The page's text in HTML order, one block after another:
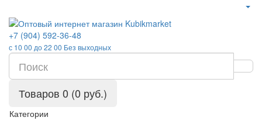
+7 (904) 592-36-48
с 10 00 до 22 00 Без выходных
Товаров 0 (0 руб.)
Категории